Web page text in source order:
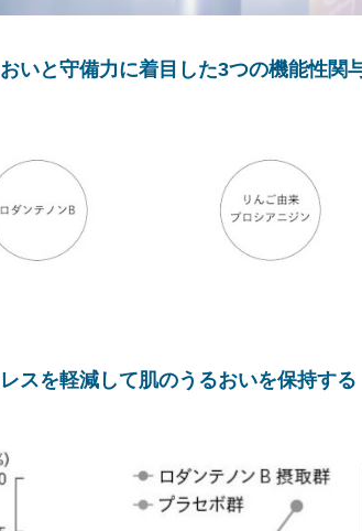
いと守備力に着目した3つの機能性関
スを軽減して肌のうるおいを保持する